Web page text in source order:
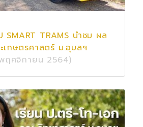
SMART TRAMS นำชม ผล
กษตรศาสตร์ ม.อุบลฯ
ฤศจิกายน 2564)